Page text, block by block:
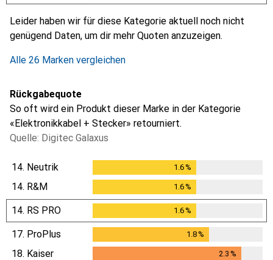
Leider haben wir für diese Kategorie aktuell noch nicht
genügend Daten, um dir mehr Quoten anzuzeigen.
Alle 26 Marken vergleichen
Rückgabequote
So oft wird ein Produkt dieser Marke in der Kategorie
«Elektronikkabel + Stecker» retourniert.
Quelle: Digitec Galaxus
14. Neutrik 1.6%
14. R&M 1.6%
14. RS PRO 1.6%
17. ProPlus 1.8%
18. Kaiser 2.3 %